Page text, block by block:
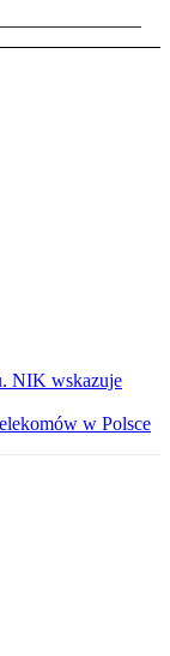
NIK wskazuje
w Polsce